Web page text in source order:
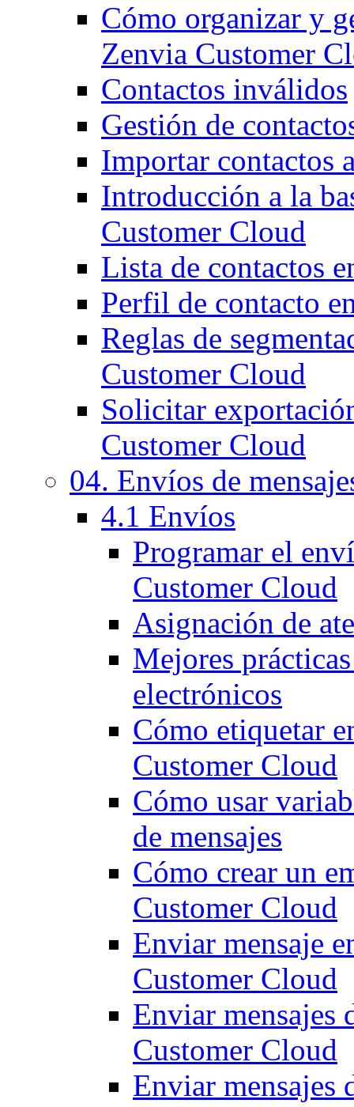
Cómo organizar y
Zenvia Customer
Contactos inválidos
Gestión de
Importar contactos
Introducción a la
Customer Cloud
Lista de contactos
Perfil de contacto
Reglas de
Customer Cloud
Solicitar
Customer Cloud
04. Envíos de
4.1 Envíos
Programar el
Customer Cloud
Asignación de
Mejores
electrónicos
Cómo etiquetar
Customer Cloud
Cómo usar
de mensajes
Cómo crear un
Customer Cloud
Enviar mensaje
Customer Cloud
Enviar mensajes
Customer Cloud
Enviar mensajes